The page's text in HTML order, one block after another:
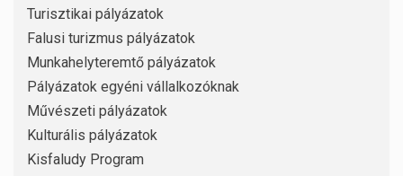
Turisztikai pályázatok
Falusi turizmus pályázatok
Munkahelyteremtő pályázatok
Pályázatok egyéni vállalkozóknak
Művészeti pályázatok
Kulturális pályázatok
Kisfaludy Program